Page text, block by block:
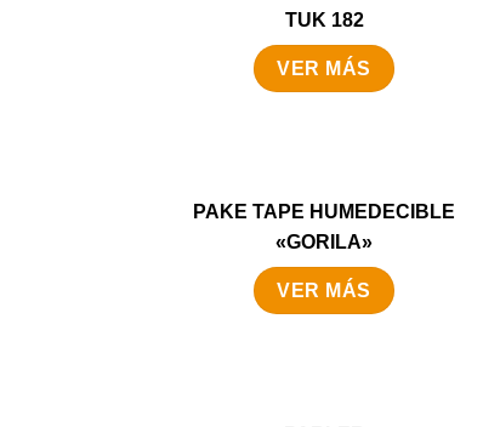
TUK 182
VER MÁS
PAKE TAPE HUMEDECIBLE
«GORILA»
VER MÁS